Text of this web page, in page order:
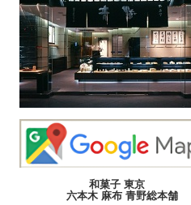
和菓子 東京
六本木 麻布 青野総本舗